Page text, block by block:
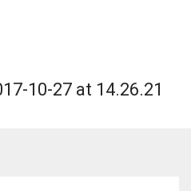
10-27 at 14.26.21